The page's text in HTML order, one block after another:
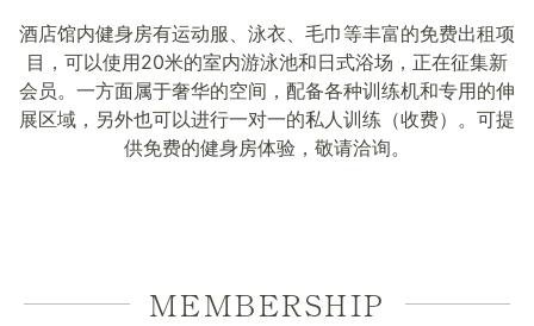
酒店馆内健身房有运动服、泳衣、毛巾等丰富的免费出租项
目，可以使用20米的室内游泳池和日式浴场，正在征集新
会员。一方面属于奢华的空间，配备各种训练机和专用的伸
展区域，另外也可以进行一对一的私人训练（收费）。可提
供免费的健身房体验，敬请洽询。
MEMBERSHIP